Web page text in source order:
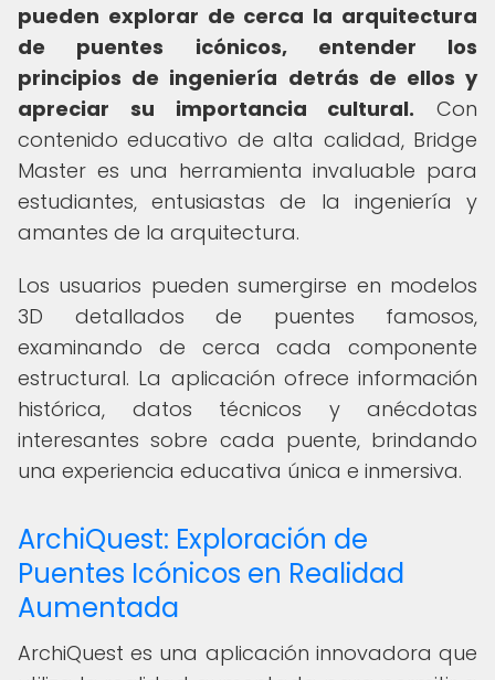
pueden explorar de cerca la arquitectura
de puentes icónicos, entender los
principios de ingeniería detrás de ellos y
apreciar su importancia cultural. Con
contenido educativo de alta calidad, Bridge
Master es una herramienta invaluable para
estudiantes, entusiastas de la ingeniería y
amantes de la arquitectura.
Los usuarios pueden sumergirse en modelos
3D detallados de puentes famosos,
examinando de cerca cada componente
estructural. La aplicación ofrece información
histórica, datos técnicos y anécdotas
interesantes sobre cada puente, brindando
una experiencia educativa única e inmersiva.
ArchiQuest: Exploración de
Puentes Icónicos en Realidad
Aumentada
ArchiQuest es una aplicación innovadora que